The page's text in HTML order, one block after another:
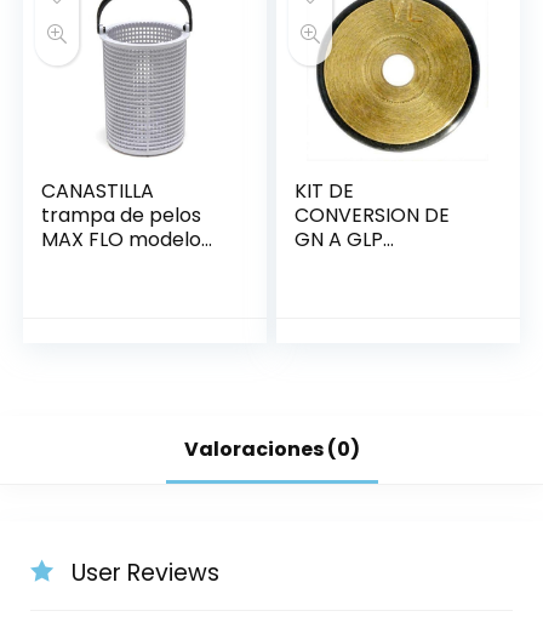
CANASTILLA
trampa de pelos
MAX FLO modelo
KIT DE
CONVERSION DE
GN A GLP
Valoraciones (0)
User Reviews